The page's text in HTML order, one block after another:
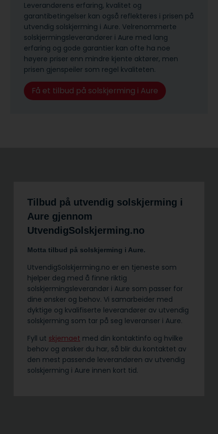
Leverandørens erfaring, kvalitet og
garantibetingelser kan også reflekteres i prisen på
utvendig solskjerming i Aure. Velrenommerte
solskjermingsleverandører i Aure med lang
erfaring og gode garantier kan ofte ha noe
høyere priser enn mindre kjente aktører, men
prisen gjenspeiler som regel kvaliteten.
Få et tilbud på solskjerming i Aure
Tilbud på utvendig solskjerming i
Aure gjennom
UtvendigSolskjerming.no
Motta tilbud på solskjerming i Aure.
UtvendigSolskjerming.no er en tjeneste som
hjelper deg med å finne riktig
solskjermingsleverandør i Aure som passer for
dine ønsker og behov. Vi samarbeider med
dyktige og kvalifiserte leverandører av utvendig
solskjerming som tar på seg leveranser i Aure.
Fyll ut skjemaet med din kontaktinfo og hvilke
behov og ønsker du har, så blir du kontaktet av
den mest passende leverandøren av utvendig
solskjerming i Aure innen kort tid.